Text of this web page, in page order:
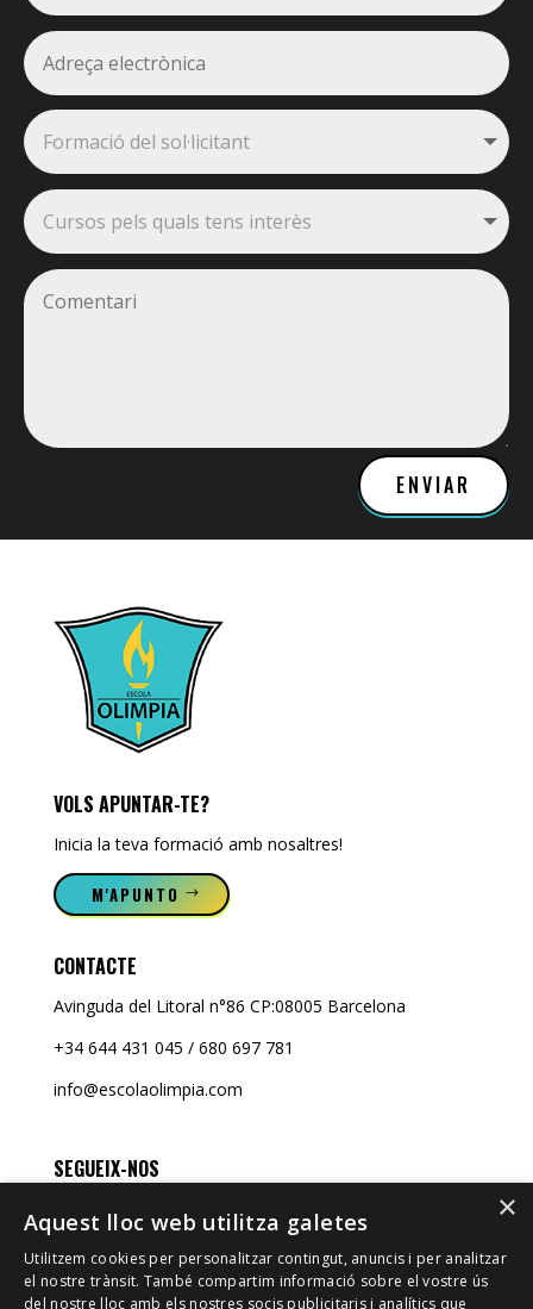
ENVIAR
VOLS APUNTAR-TE?
Inicia la teva formació amb nosaltres!
M'APUNTO
CONTACTE
Avinguda del Litoral n°86 CP:08005 Barcelona
+34 644 431 045 / 680 697 781
info@escolaolimpia.com
SEGUEIX-NOS
×
Aquest lloc web utilitza galetes
Utilitzem cookies per personalitzar contingut, anuncis i per analitzar
el nostre trànsit. També compartim informació sobre el vostre ús
del nostre lloc amb els nostres socis publicitaris i analítics que